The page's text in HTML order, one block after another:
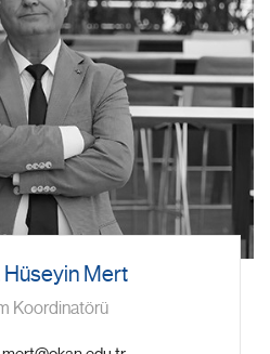
Hüseyin Mert
Koordinatörü